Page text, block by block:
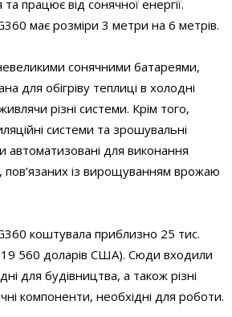
працює від сонячної енергії.
має розміри 3 метри на 6 метрів.
сонячними батареями,
для обігріву теплиці в холодні
різні системи. Крім того,
системи та зрошувальні
для виконання
пов’язаних із вирощуванням врожаю
коштувала приблизно 25 тис.
560 доларів США). Сюди входили
для будівництва, а також різні
компоненти, необхідні для роботи.